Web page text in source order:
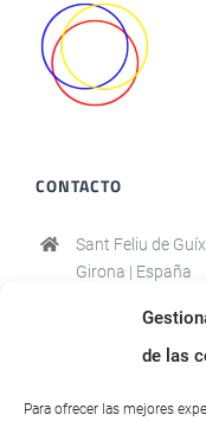
de las
Para ofrecer las mejores
CONTACTO
Sant Feliu de
Girona | España
(+34) 636056637